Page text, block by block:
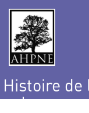
Histoire
nature